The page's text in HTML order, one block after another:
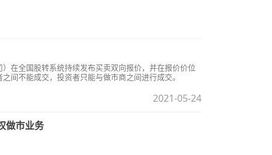
在全国股转系统持续发布买卖双向报价，并在报价价位
间不能成交，投资者只能与做市商之间进行成交。
2021-05-24
做市业务